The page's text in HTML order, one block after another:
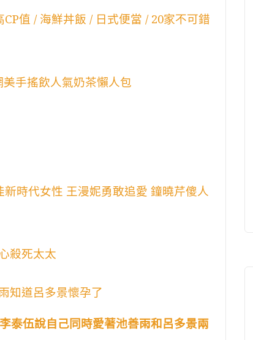
值 / 海鮮丼飯 / 日式便當 / 20家不可錯
手搖飲人氣奶茶懶人包
時代女性 王漫妮勇敢追愛 鐘曉芹傻人
殺死太太
知道呂多景懷孕了
泰伍說自己同時愛著池善雨和呂多景兩